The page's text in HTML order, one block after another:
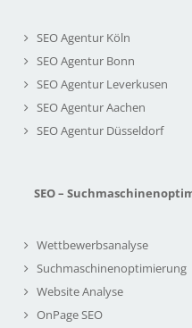
SEO Agentur Köln
SEO Agentur Bonn
SEO Agentur Leverkusen
SEO Agentur Aachen
SEO Agentur Düsseldorf
SEO –
Wettbewerbsanalyse
Suchmaschinenoptimierung
Website Analyse
OnPage SEO